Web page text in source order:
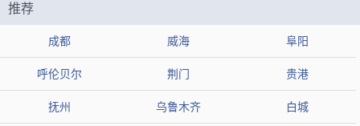
热度 3.2万人近期来过
【地址】广东省韶关市曲江区韶州大道
推荐
成都 威海 阜阳
呼伦贝尔 荆门 贵港
抚州 乌鲁木齐 白城